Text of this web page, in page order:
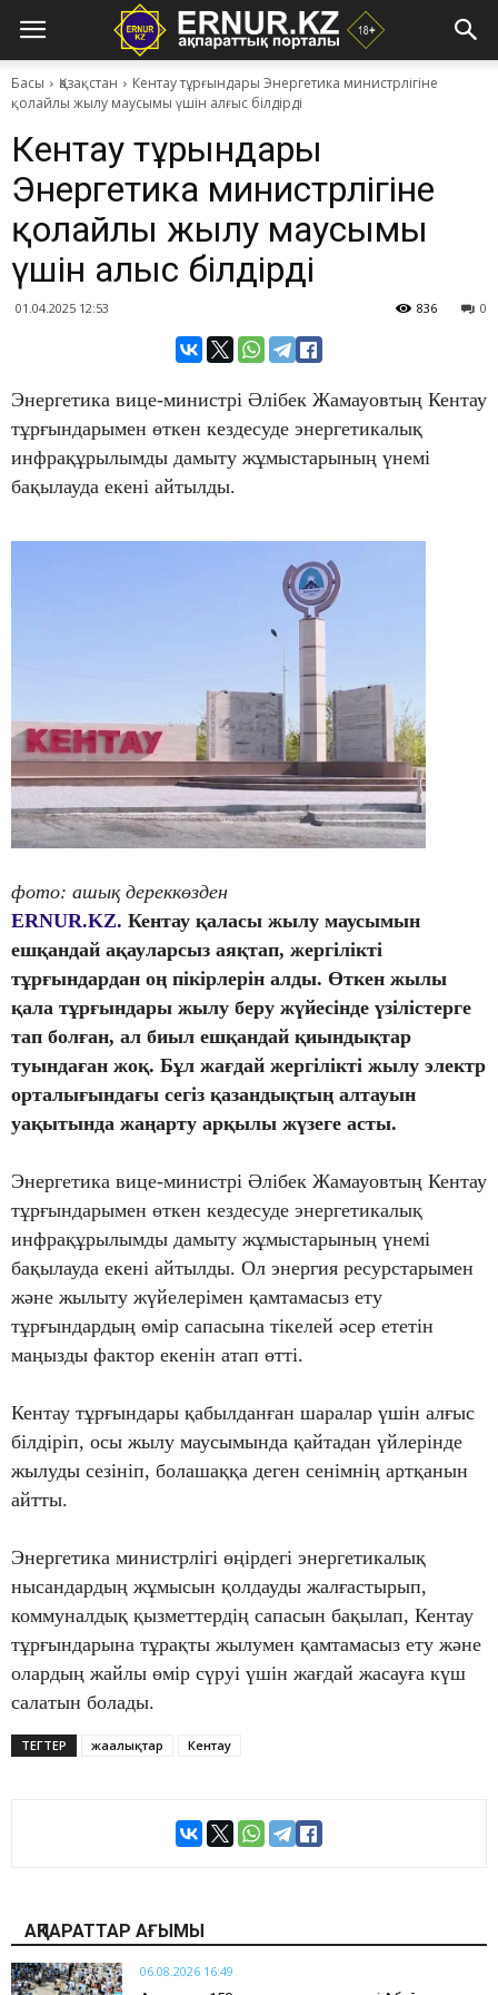
Басы Қазақстан
​Кентау тұрғындары Энергетика министрлігіне
қолайлы жылу маусымы үшін алғыс білдірді
​Кентау тұрғындары
Энергетика министрлігіне
қолайлы жылу маусымы
үшін алғыс білдірді
01.04.2025 12:53 0
836
Энергетика вице-министрі Әлібек Жамауовтың Кентау
тұрғындарымен өткен кездесуде энергетикалық
инфрақұрылымды дамыту жұмыстарының үнемі
бақылауда екені айтылды.
фото: ашық дереккөзден
ERNUR.KZ. Кентау қаласы жылу маусымын
ешқандай ақауларсыз аяқтап, жергілікті
тұрғындардан оң пікірлерін алды. Өткен жылы
қала тұрғындары жылу беру жүйесінде үзілістерге
тап болған, ал биыл ешқандай қиындықтар
туындаған жоқ. Бұл жағдай жергілікті жылу электр
орталығындағы сегіз қазандықтың алтауын
уақытында жаңарту арқылы жүзеге асты.
Энергетика вице-министрі Әлібек Жамауовтың Кентау
тұрғындарымен өткен кездесуде энергетикалық
инфрақұрылымды дамыту жұмыстарының үнемі
бақылауда екені айтылды. Ол энергия ресурстарымен
және жылыту жүйелерімен қамтамасыз ету
тұрғындардың өмір сапасына тікелей әсер ететін
маңызды фактор екенін атап өтті.
Кентау тұрғындары қабылданған шаралар үшін алғыс
білдіріп, осы жылу маусымында қайтадан үйлерінде
жылуды сезініп, болашаққа деген сенімнің артқанын
айтты.
Энергетика министрлігі өңірдегі энергетикалық
нысандардың жұмысын қолдауды жалғастырып,
коммуналдық қызметтердің сапасын бақылап, Кентау
тұрғындарына тұрақты жылумен қамтамасыз ету және
олардың жайлы өмір сүруі үшін жағдай жасауға күш
салатын болады.
ТЕГТЕР жаңалықтар Кентау
АҚПАРАТТАР АҒЫМЫ
06.08.2026 16:49